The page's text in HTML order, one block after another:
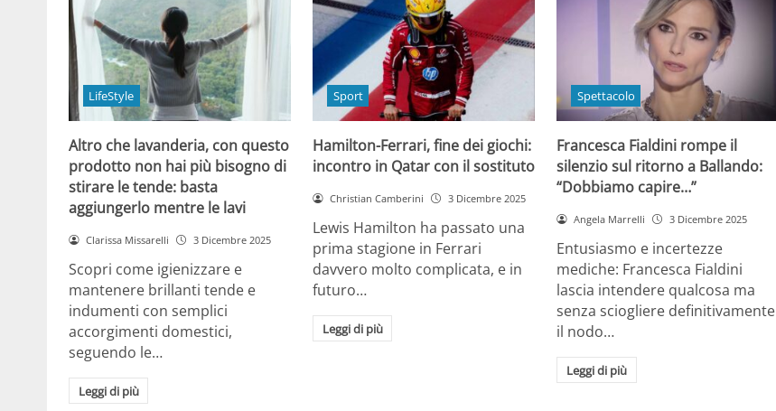
LifeStyle
Altro che lavanderia, con questo
prodotto non hai più bisogno di
stirare le tende: basta
aggiungerlo mentre le lavi
Clarissa Missarelli 3 Dicembre 2025
Scopri come igienizzare e
mantenere brillanti tende e
indumenti con semplici
accorgimenti domestici,
seguendo le…
Leggi di più
Sport
Hamilton-Ferrari, fine dei giochi:
incontro in Qatar con il sostituto
Christian Camberini 3 Dicembre 2025
Lewis Hamilton ha passato una
prima stagione in Ferrari
davvero molto complicata, e in
futuro…
Leggi di più
Spettacolo
Francesca Fialdini rompe il
silenzio sul ritorno a Ballando:
“Dobbiamo capire…”
Angela Marrelli 3 Dicembre 2025
Entusiasmo e incertezze
mediche: Francesca Fialdini
lascia intendere qualcosa ma
senza sciogliere definitivamente
il nodo…
Leggi di più